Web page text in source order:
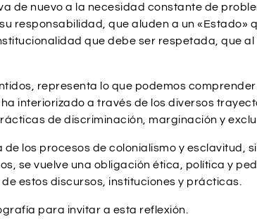
de nuevo a la necesidad constante de
responsabilidad, que aluden a un
que debe ser respetada, que
representa lo que podemos
interiorizado a través de los diversos
de discriminación, marginación y
de los procesos de colonialismo y
se vuelve una obligación ética, política y
estos discursos, instituciones y prácticas.
para invitar a esta reflexión.